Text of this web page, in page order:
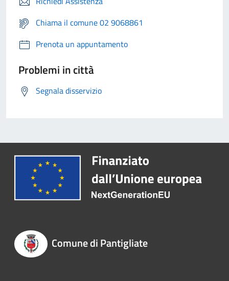
Chiama il comune 02 9068861
Prenota un appuntamento
Problemi in città
Segnala disservizio
Comune di Pantigliate